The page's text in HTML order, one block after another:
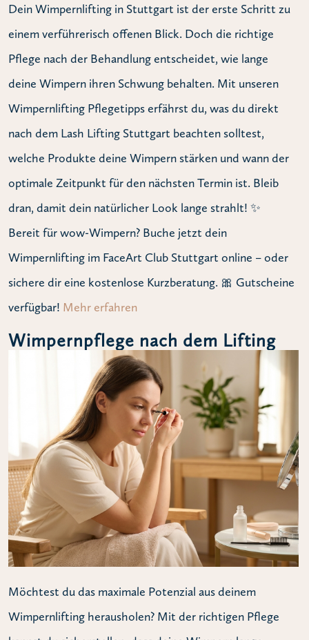
Dein Wimpernlifting in Stuttgart ist der erste Schritt zu
einem verführerisch offenen Blick. Doch die richtige
Pflege nach der Behandlung entscheidet, wie lange
deine Wimpern ihren Schwung behalten. Mit unseren
Wimpernlifting Pflegetipps erfährst du, was du direkt
nach dem Lash Lifting Stuttgart beachten solltest,
welche Produkte deine Wimpern stärken und wann der
optimale Zeitpunkt für den nächsten Termin ist. Bleib
dran, damit dein natürlicher Look lange strahlt! ✨
Bereit für wow-Wimpern? Buche jetzt dein
Wimpernlifting im FaceArt Club Stuttgart online – oder
sichere dir eine kostenlose Kurzberatung. 🎀 Gutscheine
verfügbar! Mehr erfahren
Wimpernpflege nach dem Lifting
Möchtest du das maximale Potenzial aus deinem
Wimpernlifting herausholen? Mit der richtigen Pflege